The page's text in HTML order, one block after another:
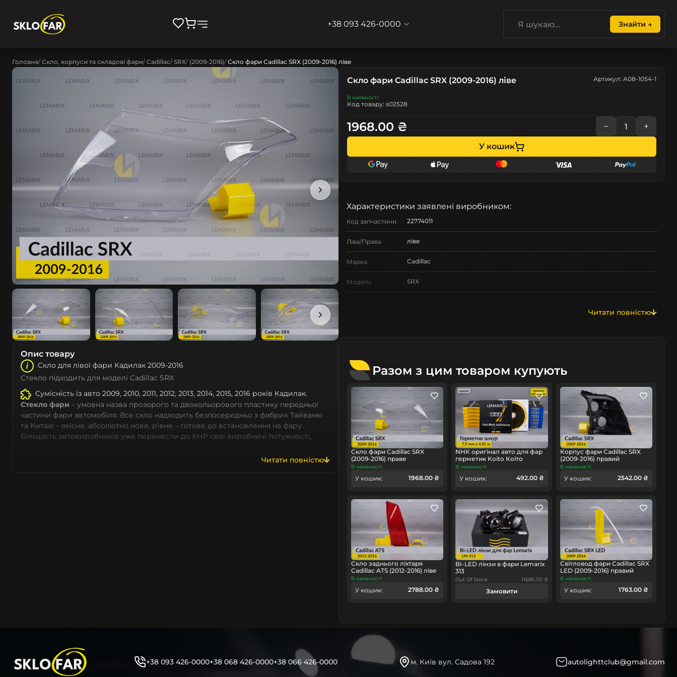
+38 093 426-0000 Знайти →
Головна Скло, корпуси та складові фари Cadillac SRX (2009-2016) Скло фари Cadillac SRX (2009-2016) ліве
Опис товару
Скло для лівої фари Кадилак 2009-2016
Стекло підходить для моделі Cadillac SRX
Сумісність із авто 2009, 2010, 2011, 2012, 2013, 2014, 2015, 2016 років Кадилак.
Стекло фари – умовна назва прозорого та двокольорового пластику передньої
частини фари автомобіля. Все скло надходить безпосередньо з фабрик Тайваню
та Китаю – якісне, абсолютно нове, рівне – готове до встановлення на фару.
Більшість автовиробників уже перенесли до КНР свої виробничі потужності,
тому не слід дивуватися, що до 90% запчастин до сучасних автомобілів мають
Цілком зрозуміло, що далеко не завжди потрібна повна заміна всієї фари у зборі,
як це часто пропонують автосервіси та автодилери. Тому пропонуємо можливість
заощадити та придбати тільки те, що потребує заміни чи ремонту. Помимо того,
Читати повністю
Скло фари Cadillac SRX (2009-2016) ліве Артикул: A08-1054-1
В наявності
Код товару: s02528
1968.00 ₴ − +
У кошик
Характеристики заявлені виробником:
Код запчастини 22774011
Ліва/Права ліве
Марка Cadillac
Модель SRX
Рік випуску
Стан
Тип запчастини Аналог
Тип техніки Легковий автомобіль
Бренд Lemarix
Читати повністю
Разом з цим товаром купують
Скло фари Cadillac SRX
(2009-2016) праве
В наявності
У кошик: 1968.00 ₴
NHK оригінал авто для фар
герметик Koito Коіто
бутиловий шнур термо
В наявності
У кошик: 492.00 ₴
Корпус фари Cadillac SRX
(2009-2016) правий
В наявності
У кошик: 2542.00 ₴
Скло заднього ліхтаря
Cadillac ATS (2012-2016) ліве
В наявності
У кошик: 2788.00 ₴
BI-LED лінзи в фари Lemarix
313
Out Of Stock 11685.00 ₴
Замовити
Світловод фари Cadillac SRX
LED (2009-2016) правий
В наявності
У кошик: 1763.00 ₴
+38 093 426-0000+38 068 426-0000+38 066 426-0000 м. Київ вул. Садова 192 autolighttclub@gmail.com